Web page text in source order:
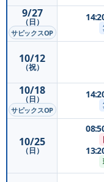
9/27
（日）
サピックスOP
10/12
（祝）
10/18
（日）
サピックスOP
10/25
（日）